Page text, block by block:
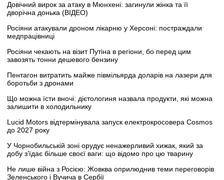
Довічний вирок за атаку в Мюнхені: загинули жінка та її
дворічна донька (ВІДЕО)
Росіяни атакували дроном лікарню у Херсоні: постраждали
медпрацівниці
Росіяни чекають на візит Путіна в регіони, бо перед цим
завозять тонни дешевого бензину
Пентагон витратить майже півмільярда доларів на лазери для
боротьби з дронами
Що можна їсти вночі: дієтологиня назвала продукти, які можна
залишити в холодильнику
Lucid Motors відтермінувала запуск електрокросовера Cosmos
до 2027 року
У Чорнобильській зоні орудує ненажерливий хижак, який за
добу з’їдає більше своєї ваги: що відомо про цю тварину
Не лише війна з Росією: Жовква оприлюднив теми переговорів
Зеленського і Вучича в Сербії